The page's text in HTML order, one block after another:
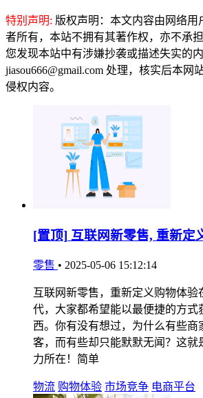
特别声明: 版权声明：本文内容由网络用
者所有，本站不拥有其著作权，亦不承
您发现本站中有涉嫌抄袭或描述失实的
jiasou666@gmail.com 处理，核实后本网
侵权内容。
[置顶] 互联网新零售, 重新定
零售 • 2025-05-06 15:12:14
互联网新零售，重新定义购物体验
代，大家都希望能以最便捷的方式
西。你有没有想过，为什么有些商
客，而有些却只能默默无闻？这就
力所在！简单
物流 购物体验 市场竞争 电商平台